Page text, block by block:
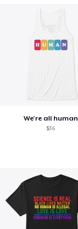
We're all human
$36